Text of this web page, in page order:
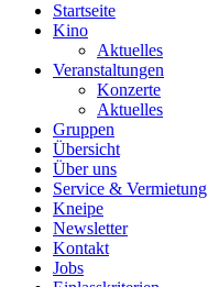
Startseite
Kino
Aktuelles
Veranstaltungen
Konzerte
Aktuelles
Gruppen
Übersicht
Über uns
Service & Vermietung
Kneipe
Newsletter
Kontakt
Jobs